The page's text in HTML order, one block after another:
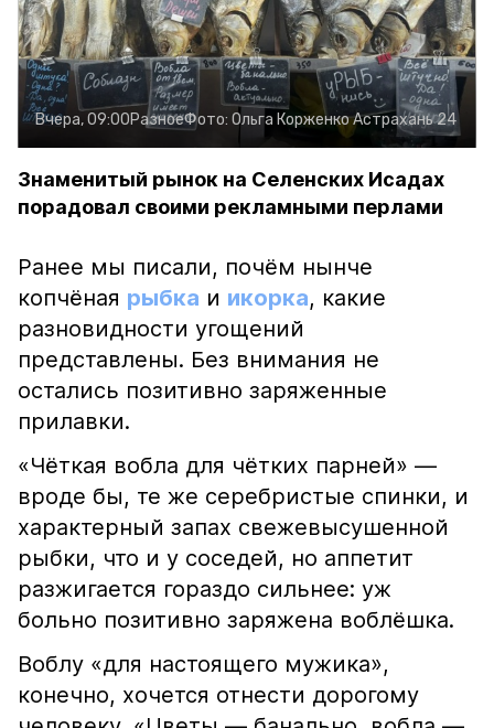
Вчера, 09:00РазноеФото: Ольга КорженкоАстрахань 24
Знаменитый рынок на Селенских Исадах
порадовал своими рекламными перлами
Ранее мы писали, почём нынче
копчёная рыбка и икорка, какие
разновидности угощений
представлены. Без внимания не
остались позитивно заряженные
прилавки.
«Чёткая вобла для чётких парней» —
вроде бы, те же серебристые спинки, и
характерный запах свежевысушенной
рыбки, что и у соседей, но аппетит
разжигается гораздо сильнее: уж
больно позитивно заряжена воблёшка.
Воблу «для настоящего мужика»,
конечно, хочется отнести дорогому